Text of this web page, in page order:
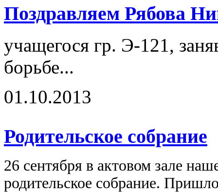
Поздравляем Рябова
учащегося гр. Э-121,
борьбе...
01.10.2013
Родительское собрание
26 сентября в актовом зале
родительское собрание.